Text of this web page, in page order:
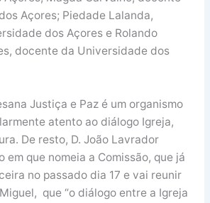
Açores; Piedade Lalanda,
dos Açores e Rolando
docente da Universidade dos
Justiça e Paz é um organismo
atento ao diálogo Igreja,
De resto, D. João Lavrador
em que nomeia a Comissão, que já
no passado dia 17 e vai reunir
que “o diálogo entre a Igreja